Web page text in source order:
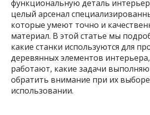
функциональную деталь
целый арсенал
которые умеют точно и
материал. В этой статье мы
какие станки используются для
деревянных элементов
работают, какие задачи
обратить внимание при их
использовании.